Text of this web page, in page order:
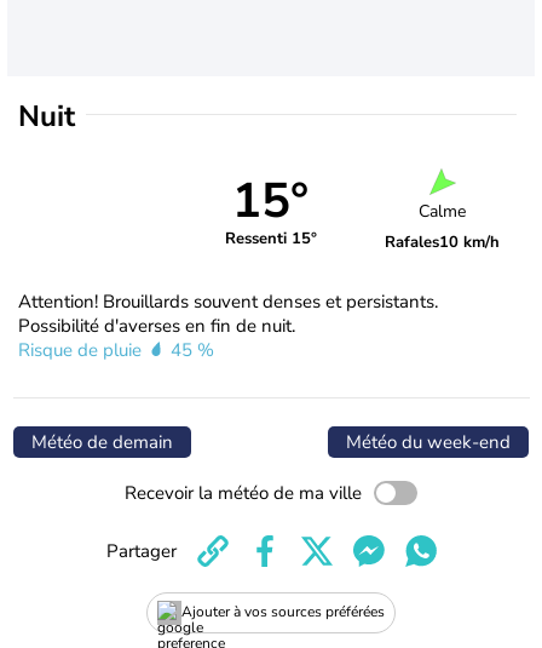
Nuit
15°
Ressenti 15°
Calme
Rafales10 km/h
Attention! Brouillards souvent denses et persistants.
Possibilité d'averses en fin de nuit.
Risque de pluie
45 %
Météo de demain Météo du week-end
Recevoir la météo de ma ville
Ajouter à vos sources préférées
Partager